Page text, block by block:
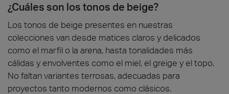
¿Cuáles son los tonos de beige?
Los tonos de beige presentes en nuestras
colecciones van desde matices claros y delicados
como el marfil o la arena, hasta tonalidades más
cálidas y envolventes como el miel, el greige y el topo.
No faltan variantes terrosas, adecuadas para
proyectos tanto modernos como clásicos.